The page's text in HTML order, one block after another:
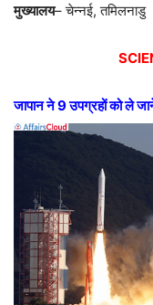
मुख्यालय– चेन्नई, तमिलनाडु
जापान ने 9 उपग्रहों को ले